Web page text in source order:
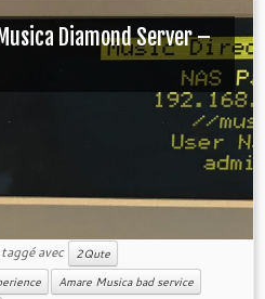
Diamond Server –
avec
2Qute
Amare Musica bad service